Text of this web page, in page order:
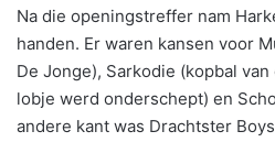
Na die openingstreffer nam
handen. Er waren kansen voor
De Jonge), Sarkodie (kopbal
lobje werd onderschept) en
andere kant was Drachtster